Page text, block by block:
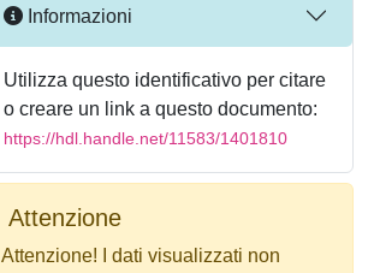
Informazioni
Utilizza questo identificativo per citare
o creare un link a questo documento:
https://hdl.handle.net/11583/1401810
Attenzione
Attenzione! I dati visualizzati non